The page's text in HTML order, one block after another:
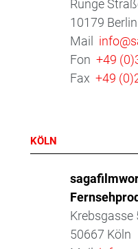
Runge
10179 Berlin
Mail
Fon+49
Fax+49
KÖLN
Krebsgasse
50667 Köln